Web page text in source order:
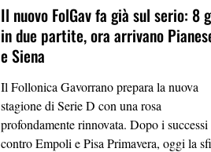
Il nuovo FolGav fa già sul serio: 8
in due partite, ora arrivano
e Siena
Il Follonica Gavorrano prepara la nuova
stagione di Serie D con una rosa
profondamente rinnovata. Dopo i successi
contro Empoli e Pisa Primavera, oggi la